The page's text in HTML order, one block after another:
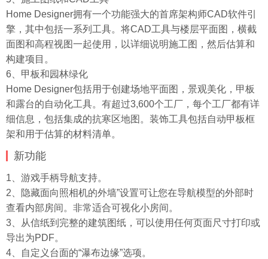
Home Designer拥有一个功能强大的首席架构师CAD软件引
擎，其中包括一系列工具。将CAD工具与楼层平面图，横截
面图和高程视图一起使用，以详细说明施工图，然后估算和
构建项目。
6、甲板和园林绿化
Home Designer包括用于创建场地平面图，景观美化，甲板
和露台的自动化工具。有超过3,600个工厂，每个工厂都有详
细信息，包括集成的抗寒区地图。装饰工具包括自动甲板框
架和用于估算的材料清单。
新功能
1、游戏手柄导航支持。
2、隐藏面向照相机的外墙”设置可让您在导航模型的外部时
查看内部​​房间。非常适合可视化小房间。
3、从信纸到完整的建筑图纸，可以使用任何页面尺寸打印或
导出为PDF。
4、自定义台面的“瀑布边缘”选项。